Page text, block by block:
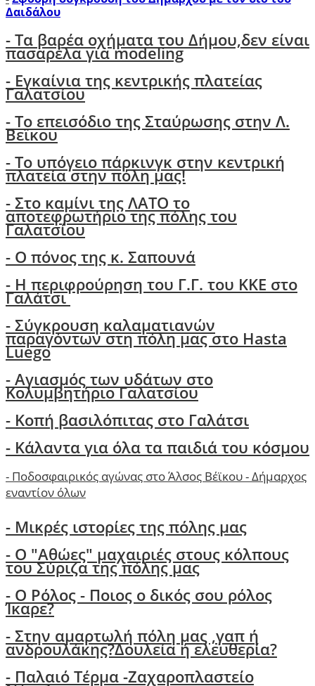
Δαιδάλου
- Tα βαρέα οχήματα του Δήμου,δεν είναι
πασαρέλα για modeling
- Εγκαίνια της κεντρικής πλατείας
Γαλατσίου
- Το επεισόδιο της Σταύρωσης στην Λ.
Βεϊκου
- Το υπόγειο πάρκινγκ στην κεντρική
πλατεία στην πόλη μας!
- Στο καμίνι της ΛΑΤΟ το
αποτεφρωτήριο της πόλης του
Γαλατσίου
- Ο πόνος της κ. Σαπουνά
- H περιφρούρηση του Γ.Γ. του ΚΚΕ στο
Γαλάτσι
-Σύγκρουση καλαματιανών
παραγόντων στη πόλη μας στο Hasta
Luego
- Αγιασμός των υδάτων στο
Κολυμβητήριο Γαλατσίου
- Κοπή βασιλόπιτας στο Γαλάτσι
- Κάλαντα για όλα τα παιδιά του κόσμου
- Ποδοσφαιρικός αγώνας στο Άλσος Βέϊκου - Δήμαρχος
εναντίον όλων
- Μικρές ιστορίες της πόλης μας
- Ο "Αθώες" μαχαιριές στους κόλπους
του Σύριζα της πόλης μας
- Ο Ρόλος - Ποιος ο δικός σου ρόλος
Ίκαρε?
- Στην αμαρτωλή πόλη μας ,γαπ ή
ανδρουλάκης?Δουλεία ή ελευθερία?
- Παλαιό Τέρμα -Ζαχαροπλαστείο